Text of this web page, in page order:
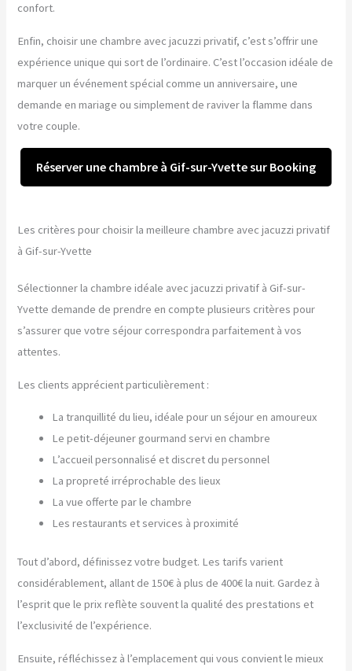
confort.
Enfin, choisir une chambre avec jacuzzi privatif, c’est s’offrir une
expérience unique qui sort de l’ordinaire. C’est l’occasion idéale de
marquer un événement spécial comme un anniversaire, une
demande en mariage ou simplement de raviver la flamme dans
votre couple.
Réserver une chambre à Gif-sur-Yvette sur Booking
Les critères pour choisir la meilleure chambre avec jacuzzi privatif
à Gif-sur-Yvette
Sélectionner la chambre idéale avec jacuzzi privatif à Gif-sur-
Yvette demande de prendre en compte plusieurs critères pour
s’assurer que votre séjour correspondra parfaitement à vos
attentes.
Les clients apprécient particulièrement :
La tranquillité du lieu, idéale pour un séjour en amoureux
Le petit-déjeuner gourmand servi en chambre
L’accueil personnalisé et discret du personnel
La propreté irréprochable des lieux
La vue offerte par le chambre
Les restaurants et services à proximité
Tout d’abord, définissez votre budget. Les tarifs varient
considérablement, allant de 150€ à plus de 400€ la nuit. Gardez à
l’esprit que le prix reflète souvent la qualité des prestations et
l’exclusivité de l’expérience.
Ensuite, réfléchissez à l’emplacement qui vous convient le mieux